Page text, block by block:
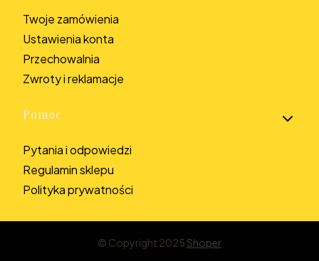
Twoje zamówienia
Ustawienia konta
Przechowalnia
Zwroty i reklamacje
Pomoc
Pytania i odpowiedzi
Regulamin sklepu
Polityka prywatności
© Copyright 2025Shoper